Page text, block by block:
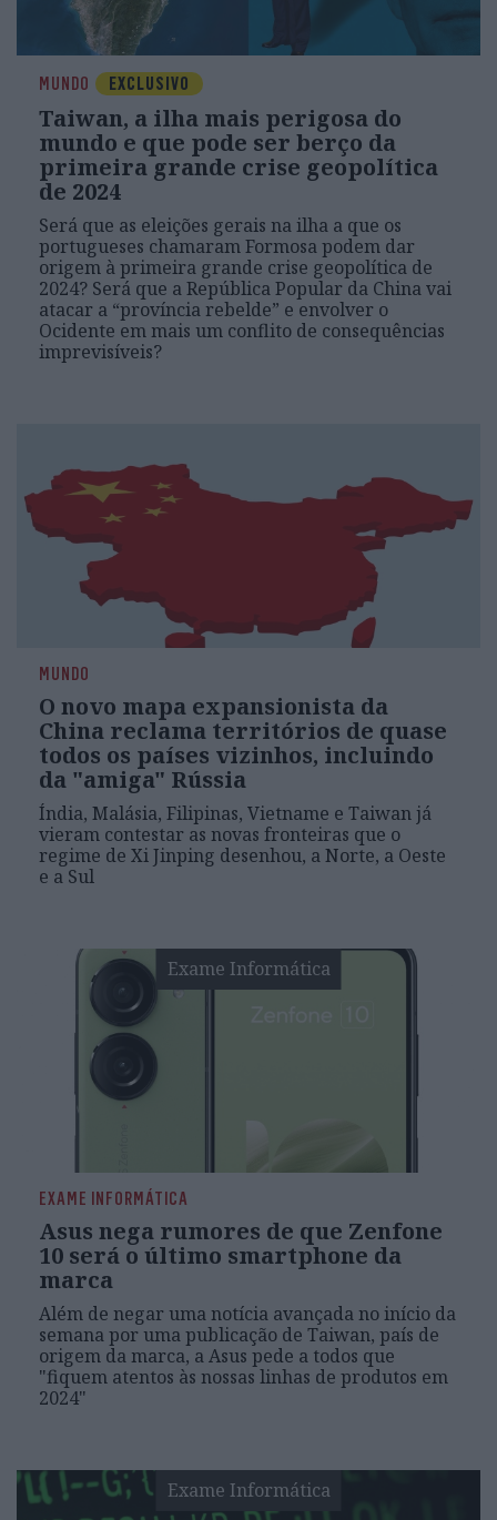
MUNDO EXCLUSIVO
Taiwan, a ilha mais perigosa do
mundo e que pode ser berço da
primeira grande crise geopolítica
de 2024
Será que as eleições gerais na ilha a que os
portugueses chamaram Formosa podem dar
origem à primeira grande crise geopolítica de
2024? Será que a República Popular da China vai
atacar a “província rebelde” e envolver o
Ocidente em mais um conflito de consequências
imprevisíveis?
MUNDO
O novo mapa expansionista da
China reclama territórios de quase
todos os países vizinhos, incluindo
da "amiga" Rússia
Índia, Malásia, Filipinas, Vietname e Taiwan já
vieram contestar as novas fronteiras que o
regime de Xi Jinping desenhou, a Norte, a Oeste
e a Sul
Exame Informática
EXAME INFORMÁTICA
Asus nega rumores de que Zenfone
10 será o último smartphone da
marca
Além de negar uma notícia avançada no início da
semana por uma publicação de Taiwan, país de
origem da marca, a Asus pede a todos que
"fiquem atentos às nossas linhas de produtos em
2024"
Exame Informática